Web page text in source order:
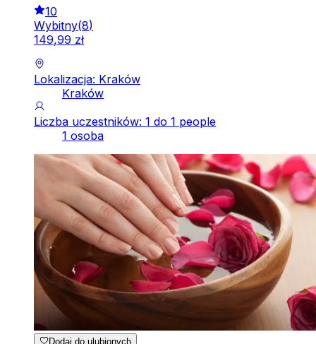
10
Wybitny(8)
149,99 zł
Lokalizacja: Kraków
Kraków
Liczba uczestników: 1 do 1 people
1 osoba
Dodaj do ulubionych